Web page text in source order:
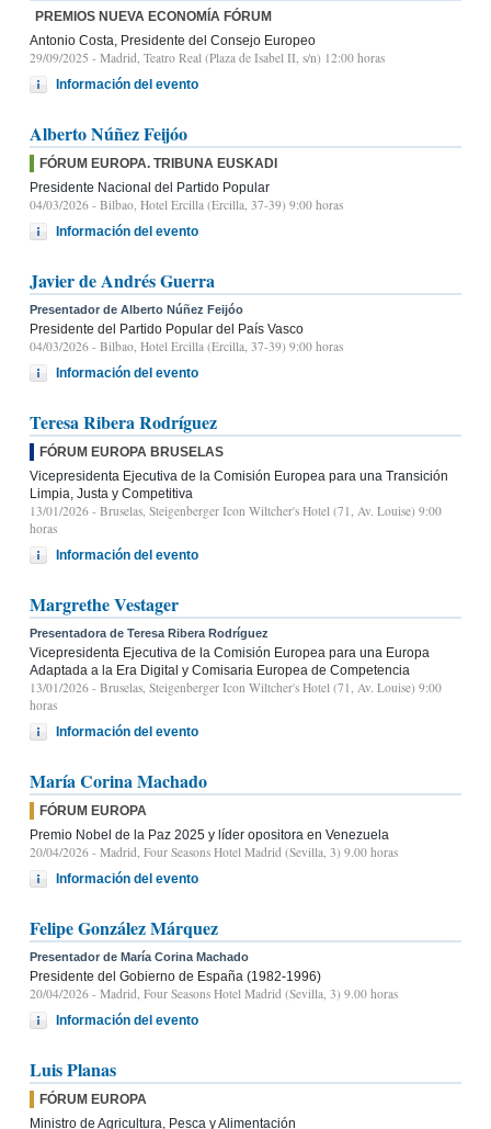
PREMIOS NUEVA ECONOMÍA FÓRUM
Antonio Costa, Presidente del Consejo Europeo
29/09/2025 - Madrid, Teatro Real (Plaza de Isabel II, s/n) 12:00 horas
Información del evento
Alberto Núñez Feijóo
FÓRUM EUROPA. TRIBUNA EUSKADI
Presidente Nacional del Partido Popular
04/03/2026 - Bilbao, Hotel Ercilla (Ercilla, 37-39) 9:00 horas
Información del evento
Javier de Andrés Guerra
Presentador de Alberto Núñez Feijóo
Presidente del Partido Popular del País Vasco
04/03/2026 - Bilbao, Hotel Ercilla (Ercilla, 37-39) 9:00 horas
Información del evento
Teresa Ribera Rodríguez
FÓRUM EUROPA BRUSELAS
Vicepresidenta Ejecutiva de la Comisión Europea para una Transición
Limpia, Justa y Competitiva
13/01/2026 - Bruselas, Steigenberger Icon Wiltcher's Hotel (71, Av. Louise) 9:00
horas
Información del evento
Margrethe Vestager
Presentadora de Teresa Ribera Rodríguez
Vicepresidenta Ejecutiva de la Comisión Europea para una Europa
Adaptada a la Era Digital y Comisaria Europea de Competencia
13/01/2026 - Bruselas, Steigenberger Icon Wiltcher's Hotel (71, Av. Louise) 9:00
horas
Información del evento
María Corina Machado
FÓRUM EUROPA
Premio Nobel de la Paz 2025 y líder opositora en Venezuela
20/04/2026 - Madrid, Four Seasons Hotel Madrid (Sevilla, 3) 9.00 horas
Información del evento
Felipe González Márquez
Presentador de María Corina Machado
Presidente del Gobierno de España (1982-1996)
20/04/2026 - Madrid, Four Seasons Hotel Madrid (Sevilla, 3) 9.00 horas
Información del evento
Luis Planas
FÓRUM EUROPA
Ministro de Agricultura, Pesca y Alimentación